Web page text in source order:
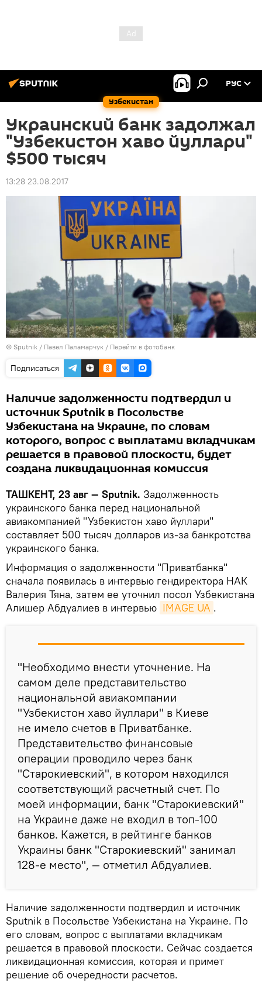
Узбекистан
РУС
Украинский банк задолжал
"Узбекистон хаво йуллари"
$500 тысяч
13:28 23.08.2017
© Sputnik / Павел Паламарчук / Перейти в фотобанк
Подписаться
Наличие задолженности подтвердил и
источник Sputnik в Посольстве
Узбекистана на Украине, по словам
которого, вопрос с выплатами вкладчикам
решается в правовой плоскости, будет
создана ликвидационная комиссия
ТАШКЕНТ, 23 авг — Sputnik. Задолженность
украинского банка перед национальной
авиакомпанией "Узбекистон хаво йуллари"
составляет 500 тысяч долларов из-за банкротства
украинского банка.
Информация о задолженности "Приватбанка"
сначала появилась в интервью гендиректора НАК
Валерия Тяна, затем ее уточнил посол Узбекистана
Алишер Абдуалиев в интервью IMAGE UA .
"Необходимо внести уточнение. На
самом деле представительство
национальной авиакомпании
"Узбекистон хаво йуллари" в Киеве
не имело счетов в Приватбанке.
Представительство финансовые
операции проводило через банк
"Старокиевский", в котором находился
соответствующий расчетный счет. По
моей информации, банк "Старокиевский"
на Украине даже не входил в топ-100
банков. Кажется, в рейтинге банков
Украины банк "Старокиевский" занимал
128-е место", — отметил Абдуалиев.
Наличие задолженности подтвердил и источник
Sputnik в Посольстве Узбекистана на Украине. По
его словам, вопрос с выплатами вкладчикам
решается в правовой плоскости. Сейчас создается
ликвидационная комиссия, которая и примет
решение об очередности расчетов.